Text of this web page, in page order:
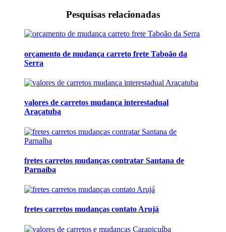
Pesquisas relacionadas
orçamento de mudança carreto frete Taboão da
Serra
valores de carretos mudança interestadual
Araçatuba
fretes carretos mudanças contratar Santana de
Parnaíba
fretes carretos mudanças contato Arujá